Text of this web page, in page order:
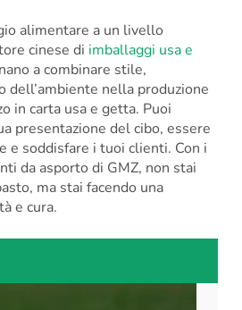
alimentare a un livello
cinese di imballaggi usa e
a combinare stile,
dell’ambiente nella produzione
in carta usa e getta. Puoi
presentazione del cibo, essere
e soddisfare i tuoi clienti. Con i
da asporto di GMZ, non stai
ma stai facendo una
e cura.